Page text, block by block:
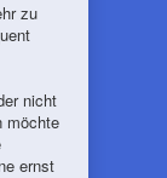
zu
nicht
möchte
ernst